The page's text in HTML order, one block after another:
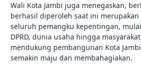
Wali Kota Jambi juga menegaskan,
berhasil diperoleh saat ini merupakan
seluruh pemangku kepentingan,
DPRD, dunia usaha hingga
mendukung pembangunan Kota
semakin maju dan membahagiakan.